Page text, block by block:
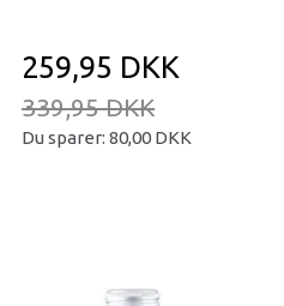
259,95 DKK
339,95 DKK
Du sparer: 80,00 DKK